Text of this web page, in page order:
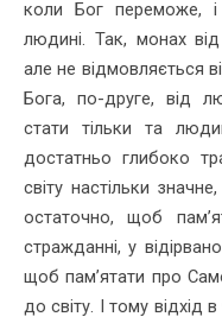
коли Бог переможе,
людині. Так, монах від
але не відмовляється
Бога, по-друге, від
стати тільки та
достатньо глибоко
світу настільки
остаточно, щоб
стражданні, у
щоб пам’ятати про
до світу. І тому відхід